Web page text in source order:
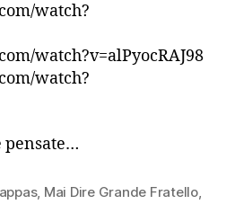
watch?
watch?v=alPyocRAJ98
watch?
pensate…
, Mai Dire Grande Fratello,